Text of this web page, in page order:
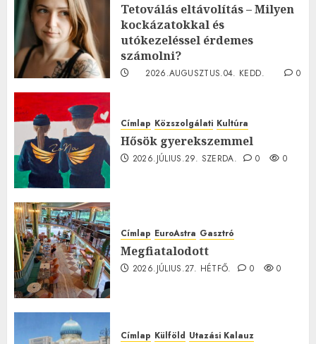
Tetoválás eltávolítás – Milyen
kockázatokkal és
utókezeléssel érdemes
számolni?
2026.AUGUSZTUS.04. KEDD.
0
Címlap Közszolgálati Kultúra
Hősök gyerekszemmel
2026.JÚLIUS.29. SZERDA. 0 0
Címlap EuroAstra Gasztró
Megfiatalodott
2026.JÚLIUS.27. HÉTFŐ. 0 0
Címlap Külföld Utazási Kalauz